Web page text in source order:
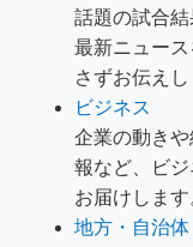
話題の試合
最新ニュー
さずお伝えし
ビジネス
企業の動き
報など、ビ
お届けします
地方・自治体